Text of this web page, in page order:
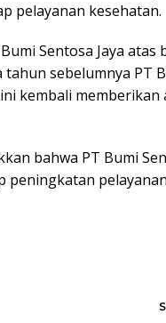
pelayanan kesehatan.
Sentosa Jaya
sebelumnya PT
kembali memberikan
bahwa PT Bumi